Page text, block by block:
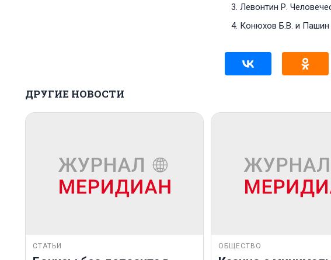
Левонтин Р.
Конюхов Б.В. и Пашин
ДРУГИЕ НОВОСТИ
СТАТЬИ ОБЩЕСТВО